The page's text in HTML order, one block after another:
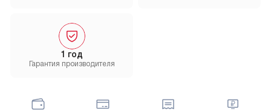
1 год
Гарантия производителя